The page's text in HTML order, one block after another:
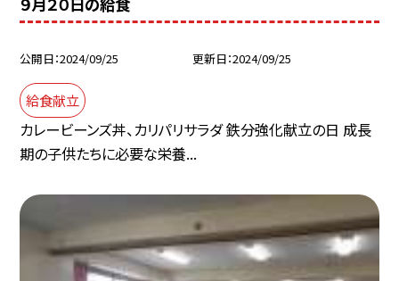
公開日 2024/09/25 更新日 2024/09/25
給食献立
カレービーンズ丼、カリパリサラダ 鉄分強化献立の日 成長
期の子供たちに必要な栄養...